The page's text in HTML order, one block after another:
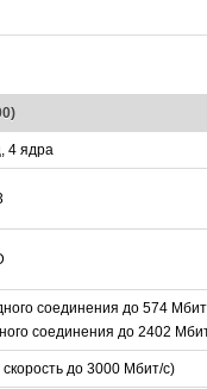
4 ядра
соединения до 574
соединения до 2402
до 3000 Мбит/с)